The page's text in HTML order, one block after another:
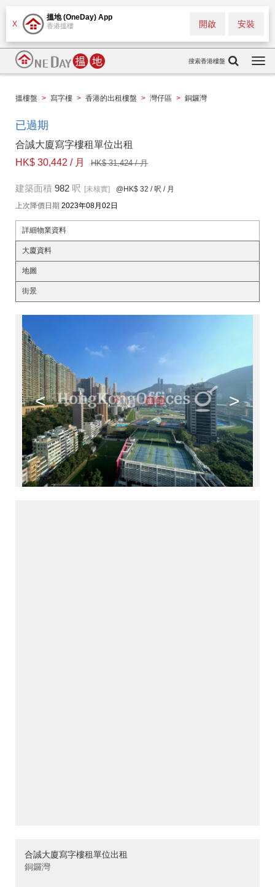
X
搵地 (OneDay) App
香港搵樓 安裝
開啟
搜索香港樓盤
搵樓盤 > 寫字樓 > 香港的出租樓盤 > 灣仔區 > 銅鑼灣
已過期
合誠大廈寫字樓租單位出租
HK$ 30,442 / 月
HK$ 31,424 / 月
建築面積 982 呎 [未核實] @HK$ 32 / 呎 / 月
上次降價日期 2023年08月02日
詳細物業資料
大廈資料
地圖
街景
< >
合誠大廈寫字樓租單位出租
銅鑼灣